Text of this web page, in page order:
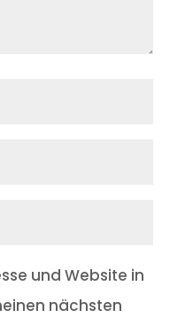
und Website in
nächsten